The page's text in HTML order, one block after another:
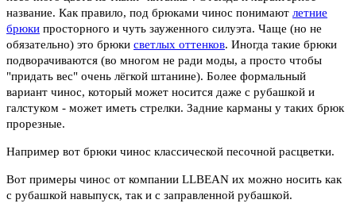
название. Как правило, под брюками чинос понимают летние
брюки просторного и чуть зауженного силуэта. Чаще (но не
обязательно) это брюки светлых оттенков. Иногда такие брюки
подворачиваются (во многом не ради моды, а просто чтобы
"придать вес" очень лёгкой штанине). Более формальный
вариант чинос, который может носится даже с рубашкой и
галстуком - может иметь стрелки. Задние карманы у таких брюк
прорезные.
Например вот брюки чинос классической песочной расцветки.
Вот примеры чинос от компании LLBEAN их можно носить как
с рубашкой навыпуск, так и с заправленной рубашкой.